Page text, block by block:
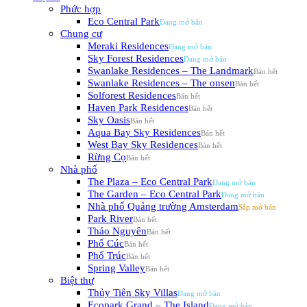
Phức hợp
Eco Central Park
Chung cư
Meraki Residences
Sky Forest Residences
Swanlake Residences – The Landmark
Swanlake Residences – The onsen
Solforest Residences
Haven Park Residences
Sky Oasis
Aqua Bay Sky Residences
West Bay Sky Residences
Rừng Cọ
Nhà phố
The Plaza – Eco Central Park
The Garden – Eco Central Park
Nhà phố Quảng trường Amsterdam
Park River
Thảo Nguyên
Phố Cúc
Phố Trúc
Spring Valley
Biệt thự
Thủy Tiên Sky Villas